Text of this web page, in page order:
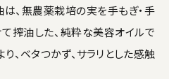
、無農薬栽培の実を手もぎ・手
搾油した、純粋な美容オイルで
、ベタつかず、サラリとした感触